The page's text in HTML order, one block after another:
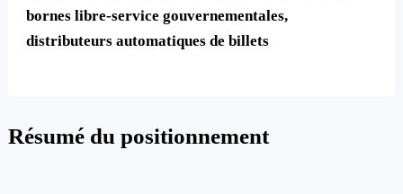
bornes libre-service gouvernementales,
distributeurs automatiques de billets
Résumé du positionnement